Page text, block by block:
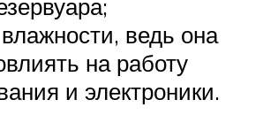
ведь она
на работу
и электроники.